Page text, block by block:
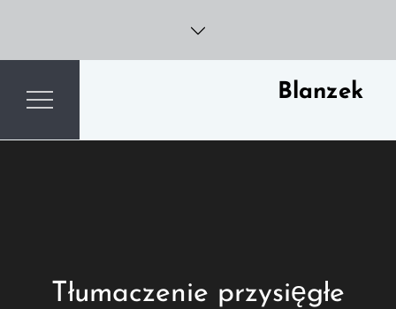
content
Blanzek
Tłumaczenie przysięgłe